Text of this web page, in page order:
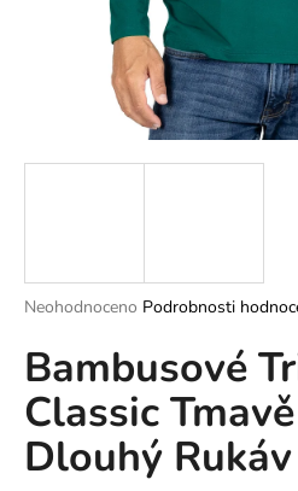
Průměrné
produktu
je
0,0
z
5
hvězdiček.
Neohodnoceno Podrobnosti
Bambusové
Classic
Dlouhý
?
HLEDAT
D
o
p
o